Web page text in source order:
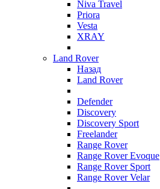
Niva Travel
Priora
Vesta
XRAY
Land Rover
Назад
Land Rover
Defender
Discovery
Discovery Sport
Freelander
Range Rover
Range Rover Evoque
Range Rover Sport
Range Rover Velar